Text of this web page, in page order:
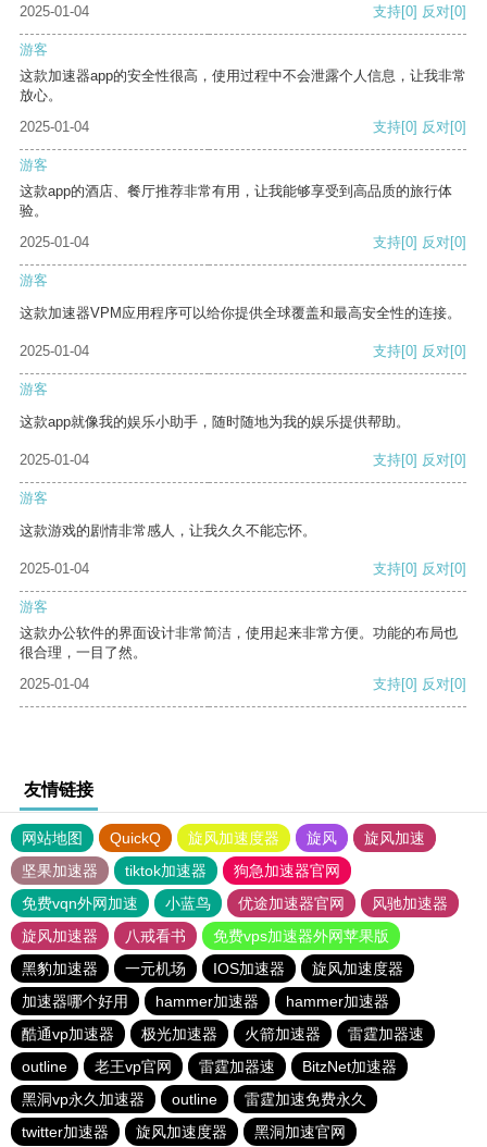
2025-01-04 支持[0] 反对[0]
游客
这款加速器app的安全性很高，使用过程中不会泄露个人信息，让我非常
放心。
2025-01-04
支持[0] 反对[0]
游客
这款app的酒店、餐厅推荐非常有用，让我能够享受到高品质的旅行体
验。
2025-01-04
支持[0] 反对[0]
游客
这款加速器VPM应用程序可以给你提供全球覆盖和最高安全性的连接。
2025-01-04 支持[0] 反对[0]
游客
这款app就像我的娱乐小助手，随时随地为我的娱乐提供帮助。
2025-01-04 支持[0] 反对[0]
游客
这款游戏的剧情非常感人，让我久久不能忘怀。
2025-01-04 支持[0] 反对[0]
游客
这款办公软件的界面设计非常简洁，使用起来非常方便。功能的布局也
很合理，一目了然。
2025-01-04
支持[0] 反对[0]
友情链接
网站地图 QuickQ 旋风加速度器 旋风
旋风加速
坚果加速器
tiktok加速器
狗急加速器官网
免费vqn外网加速
小蓝鸟 优途加速器官网
风驰加速器
旋风加速器
八戒看书
免费vps加速器外网苹果版
黑豹加速器
一元机场 IOS加速器
旋风加速度器
加速器哪个好用
hammer加速器
hammer加速器
酷通vp加速器
极光加速器 火箭加速器
雷霆加器速
outline
老王vp官网 雷霆加器速
BitzNet加速器
黑洞vp永久加速器
outline
雷霆加速免费永久
twitter加速器
旋风加速度器 黑洞加速官网